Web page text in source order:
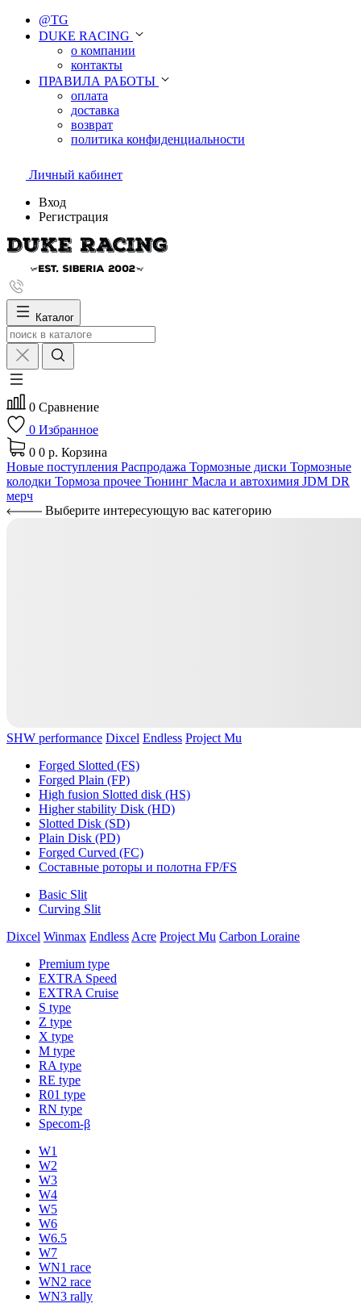
@TG
DUKE RACING
о компании
контакты
ПРАВИЛА РАБОТЫ
оплата
доставка
возврат
политика конфиденциальности
Личный кабинет
Вход
Регистрация
Каталог
0 Сравнение
0 Избранное
0 0 р. Корзина
Новые поступления Распродажа Тормозные диски Тормозные
колодки Тормоза прочее Тюнинг Масла и автохимия JDM DR
мерч
Выберите интересующую вас категорию
SHW performance Dixcel Endless Project Mu
Forged Slotted (FS)
Forged Plain (FP)
High fusion Slotted disk (HS)
Higher stability Disk (HD)
Slotted Disk (SD)
Plain Disk (PD)
Forged Curved (FC)
Составные роторы и полотна FP/FS
Basic Slit
Curving Slit
Dixcel Winmax Endless Acre Project Mu Carbon Loraine
Premium type
EXTRA Speed
EXTRA Cruise
S type
Z type
X type
M type
RA type
RE type
R01 type
RN type
Specom-β
W1
W2
W3
W4
W5
W6
W6.5
W7
WN1 race
WN2 race
WN3 rally